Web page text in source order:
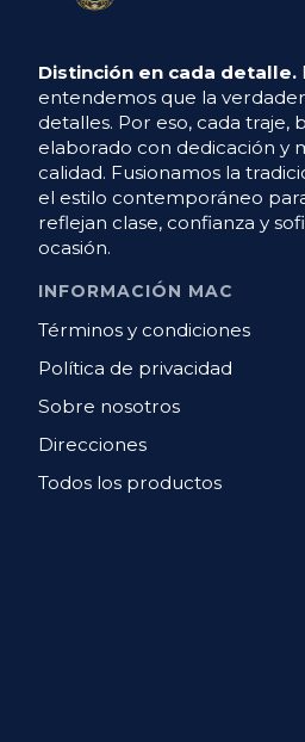
Distinción en cada detalle.
entendemos que la
detalles. Por eso, cada traje,
elaborado con dedicación y
calidad. Fusionamos la
el estilo contemporáneo
reflejan clase, confianza y
ocasión.
INFORMACIÓN MAC
Términos y condiciones
Política de privacidad
Sobre nosotros
Direcciones
Todos los productos